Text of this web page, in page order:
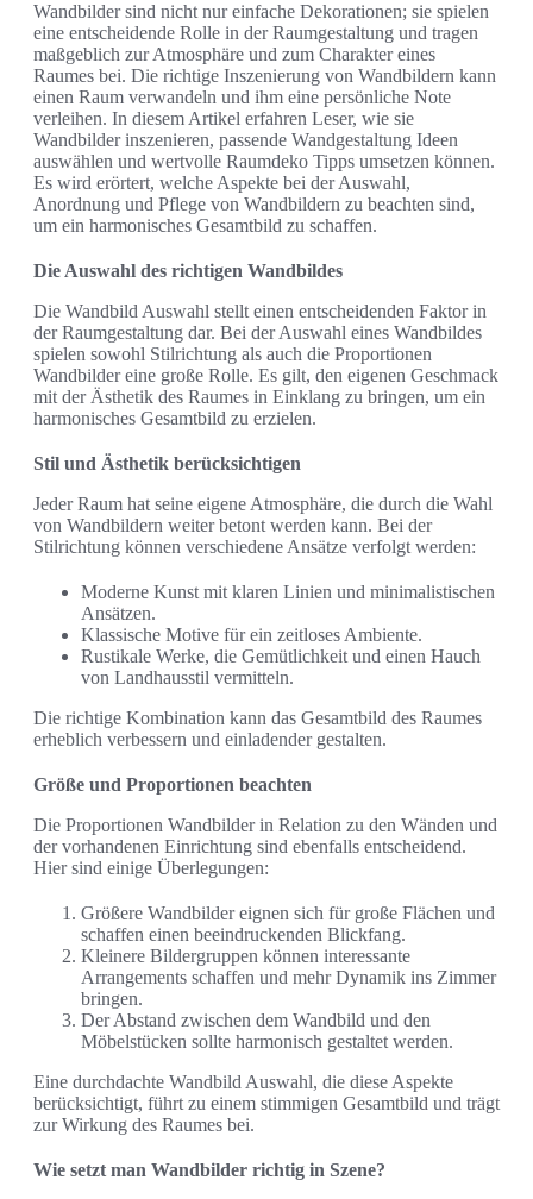
Wandbilder sind nicht nur einfache Dekorationen; sie spielen
eine entscheidende Rolle in der Raumgestaltung und tragen
maßgeblich zur Atmosphäre und zum Charakter eines
Raumes bei. Die richtige Inszenierung von Wandbildern kann
einen Raum verwandeln und ihm eine persönliche Note
verleihen. In diesem Artikel erfahren Leser, wie sie
Wandbilder inszenieren, passende Wandgestaltung Ideen
auswählen und wertvolle Raumdeko Tipps umsetzen können.
Es wird erörtert, welche Aspekte bei der Auswahl,
Anordnung und Pflege von Wandbildern zu beachten sind,
um ein harmonisches Gesamtbild zu schaffen.
Die Auswahl des richtigen Wandbildes
Die Wandbild Auswahl stellt einen entscheidenden Faktor in
der Raumgestaltung dar. Bei der Auswahl eines Wandbildes
spielen sowohl Stilrichtung als auch die Proportionen
Wandbilder eine große Rolle. Es gilt, den eigenen Geschmack
mit der Ästhetik des Raumes in Einklang zu bringen, um ein
harmonisches Gesamtbild zu erzielen.
Stil und Ästhetik berücksichtigen
Jeder Raum hat seine eigene Atmosphäre, die durch die Wahl
von Wandbildern weiter betont werden kann. Bei der
Stilrichtung können verschiedene Ansätze verfolgt werden:
Moderne Kunst mit klaren Linien und minimalistischen
Ansätzen.
Klassische Motive für ein zeitloses Ambiente.
Rustikale Werke, die Gemütlichkeit und einen Hauch
von Landhausstil vermitteln.
Die richtige Kombination kann das Gesamtbild des Raumes
erheblich verbessern und einladender gestalten.
Größe und Proportionen beachten
Die Proportionen Wandbilder in Relation zu den Wänden und
der vorhandenen Einrichtung sind ebenfalls entscheidend.
Hier sind einige Überlegungen:
Größere Wandbilder eignen sich für große Flächen und
schaffen einen beeindruckenden Blickfang.
Kleinere Bildergruppen können interessante
Arrangements schaffen und mehr Dynamik ins Zimmer
bringen.
Der Abstand zwischen dem Wandbild und den
Möbelstücken sollte harmonisch gestaltet werden.
Eine durchdachte Wandbild Auswahl, die diese Aspekte
berücksichtigt, führt zu einem stimmigen Gesamtbild und trägt
zur Wirkung des Raumes bei.
Wie setzt man Wandbilder richtig in Szene?